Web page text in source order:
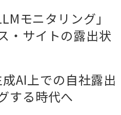
モニタリング」
・サイトの露出状
AI上での自社露出
する時代へ